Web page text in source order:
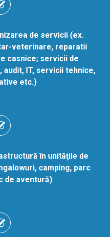
de servicii (ex.
veterinare, reparatii
casnice; servicii de
IT, servicii tehnice,
etc.)
în unităţile de
camping, parc
de aventură)